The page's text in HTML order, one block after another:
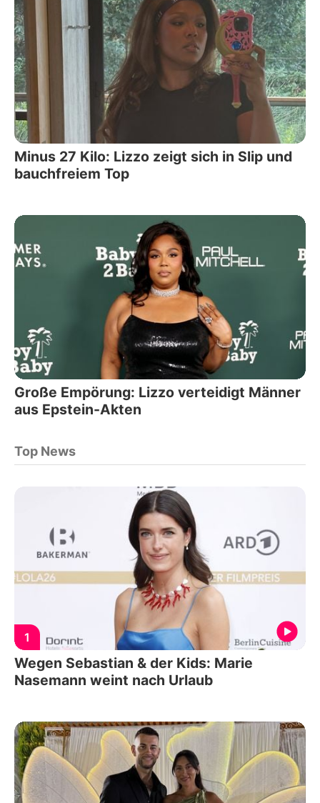
Minus 27 Kilo: Lizzo zeigt sich in Slip und
bauchfreiem Top
Große Empörung: Lizzo verteidigt Männer
aus Epstein-Akten
Top News
1
Wegen Sebastian & der Kids: Marie
Nasemann weint nach Urlaub